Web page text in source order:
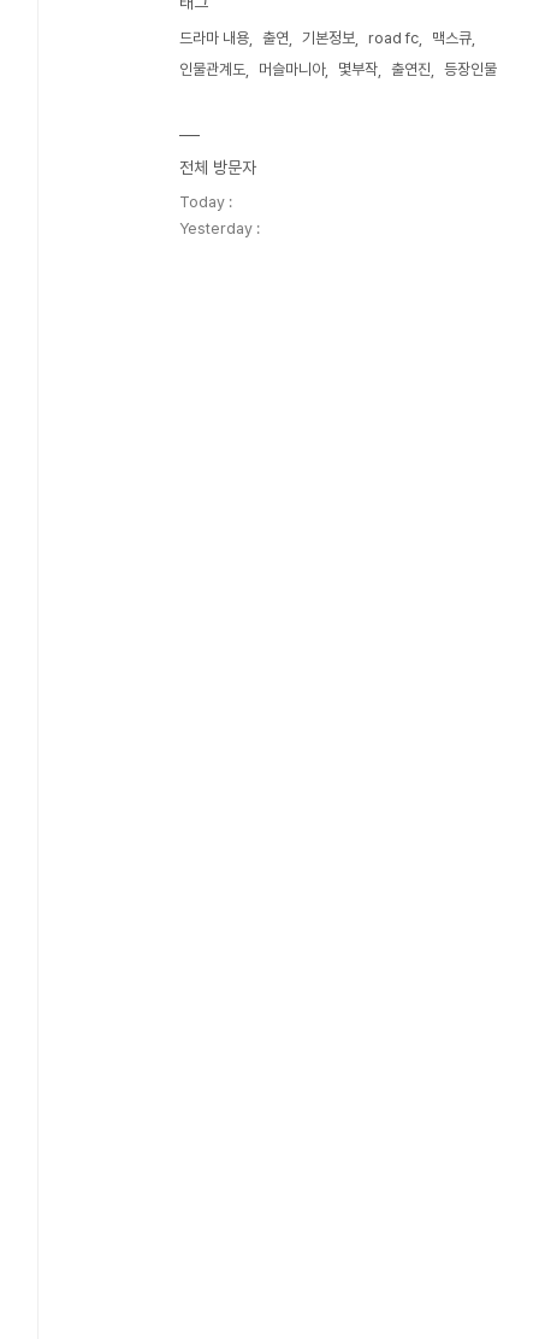
드라마 내용 출연 기본정보 road fc
맥스큐
인물관계도
머슬마니아 몇부작 출연진 등장인물
전체 방문자
Today :
Yesterday :